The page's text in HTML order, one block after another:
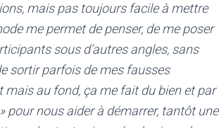
mais pas toujours facile à mettre
me permet de penser, de me poser
sous d’autres angles, sans
sortir parfois de mes fausses
mais au fond, ça me fait du bien et par
pour nous aider à démarrer, tantôt une